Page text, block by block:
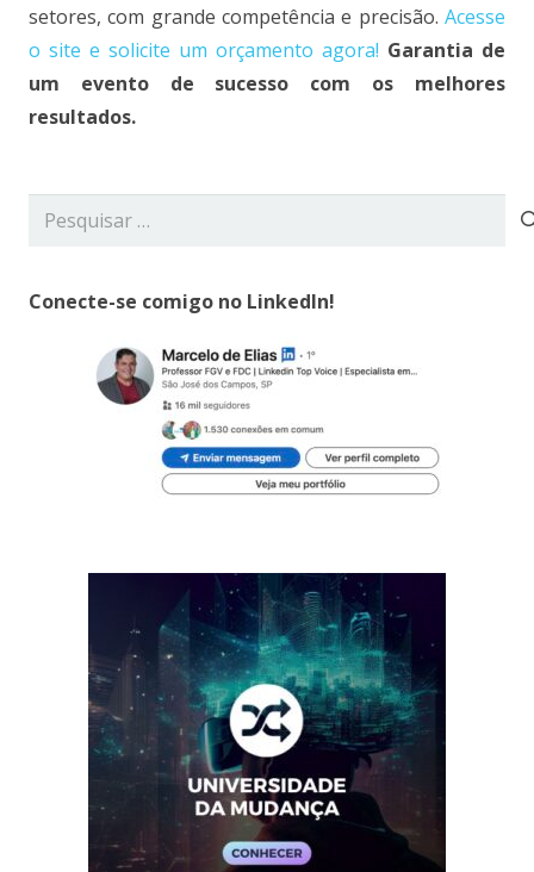
setores, com grande competência e precisão. Acesse
o site e solicite um orçamento agora! Garantia de
um evento de sucesso com os melhores
resultados.
Pesquisar
Conecte-se comigo no LinkedIn!